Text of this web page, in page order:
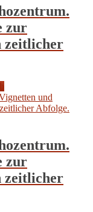
zur
zeitlicher
zur
zeitlicher